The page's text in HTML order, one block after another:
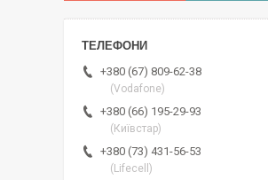
+380 (67) 809-62-38
(Vodafone)
+380 (66) 195-29-93
(Київстар)
+380 (73) 431-56-53
(Lifecell)